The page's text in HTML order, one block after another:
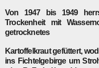
Von 1947 bis 1949
Trockenheit mit
getrocknetes
Kartoffelkraut gefüttert,
ins Fichtelgebirge um